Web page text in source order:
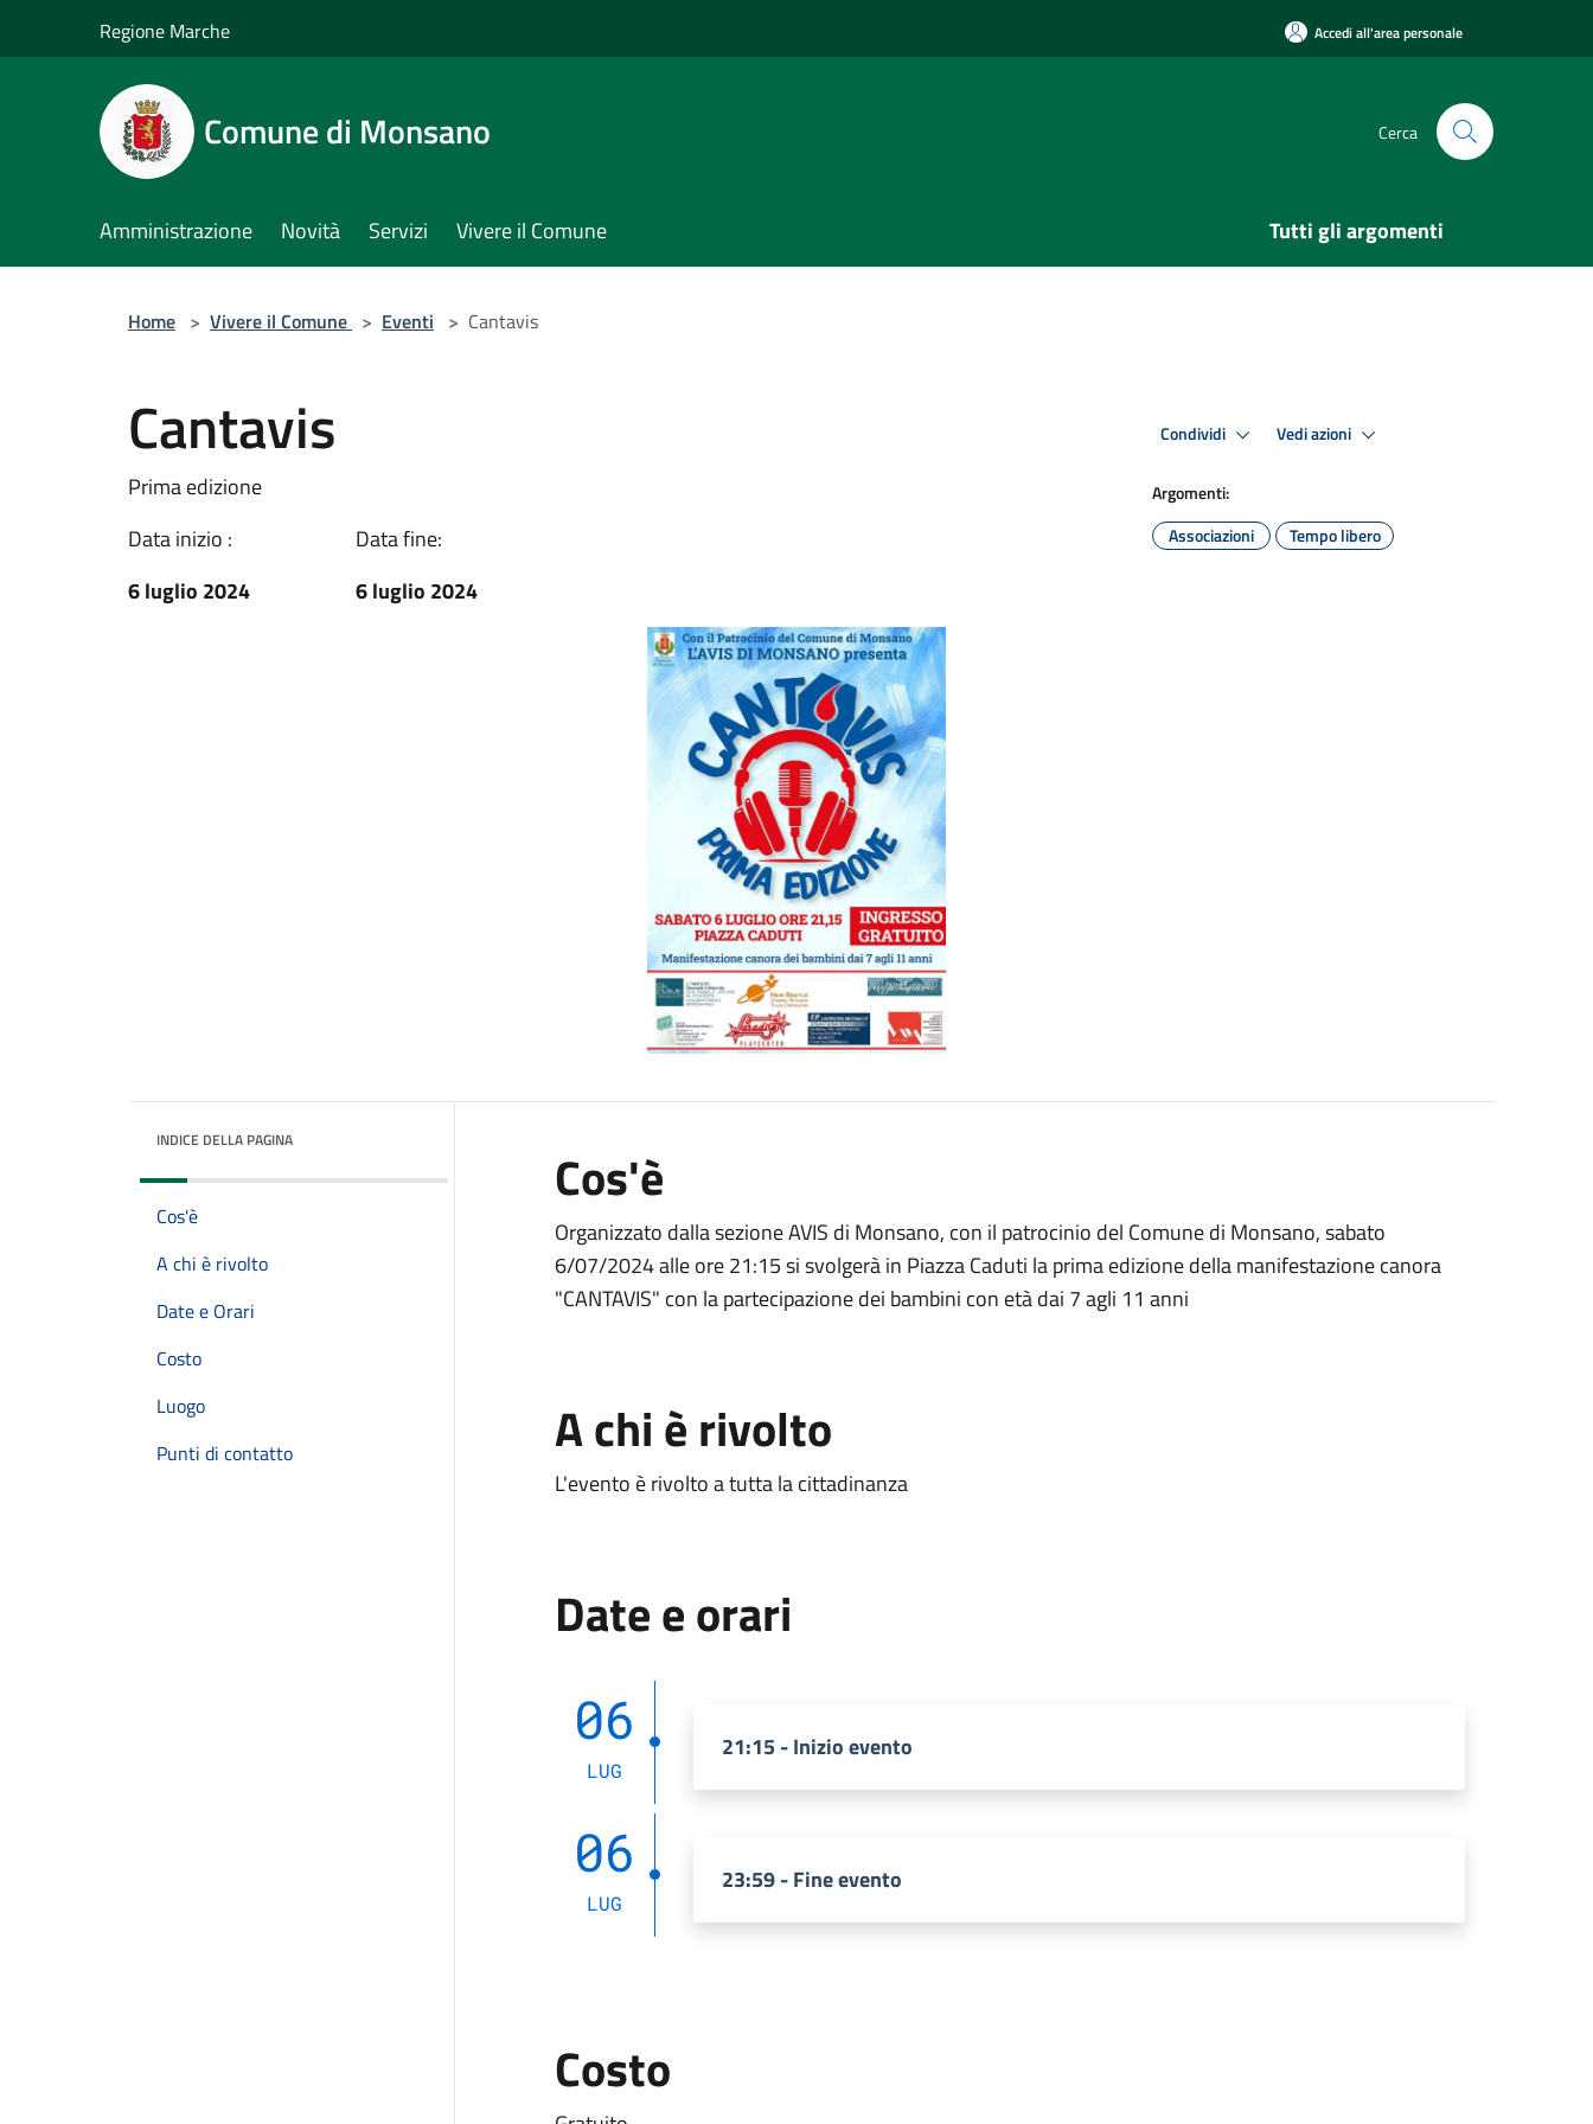
Regione Marche Accedi all'area personale
Comune di Monsano Cerca
Amministrazione Novità Servizi Vivere il Comune Tutti gli argomenti
Home > Vivere il Comune > Eventi > Cantavis
Cantavis
Prima edizione
Data inizio :
6 luglio 2024
Data fine:
6 luglio 2024
Condividi Vedi azioni
Argomenti:
Associazioni
Tempo libero
INDICE DELLA PAGINA
Cos'è
A chi è rivolto
Date e Orari
Costo
Luogo
Punti di contatto
Cos'è
Organizzato dalla sezione AVIS di Monsano, con il patrocinio del Comune di Monsano, sabato
6/07/2024 alle ore 21:15 si svolgerà in Piazza Caduti la prima edizione della manifestazione canora
"CANTAVIS" con la partecipazione dei bambini con età dai 7 agli 11 anni
A chi è rivolto
L'evento è rivolto a tutta la cittadinanza
Date e orari
06
LUG
21:15 - Inizio evento
06
LUG
23:59 - Fine evento
Costo